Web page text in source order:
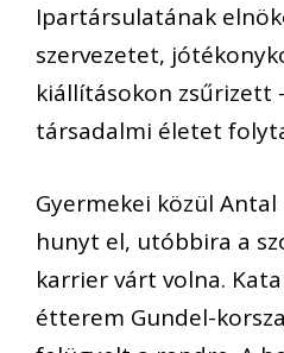
Ipartársulatának
szervezetet,
kiállításokon zsűrizett
társadalmi életet
Gyermekei közül Antal
hunyt el, utóbbira a
karrier várt volna.
étterem Gundel-